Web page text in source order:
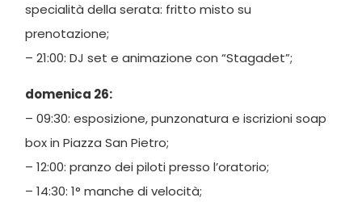
specialità della serata: fritto misto su
prenotazione;
– 21:00: DJ set e animazione con “Stagadet”;
domenica 26:
– 09:30: esposizione, punzonatura e iscrizioni soap
box in Piazza San Pietro;
– 12:00: pranzo dei piloti presso l’oratorio;
– 14:30: 1° manche di velocità;